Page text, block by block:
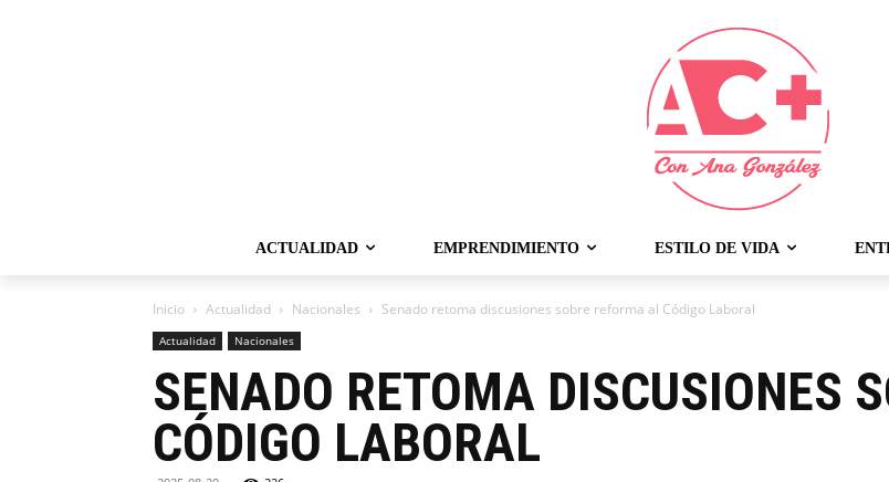
ACTUALIDAD EMPRENDIMIENTO ESTILO DE VIDA
Inicio Actualidad Nacionales Senado retoma discusiones sobre reforma al Código Laboral
Actualidad Nacionales
SENADO RETOMA DISCUSIONES
CÓDIGO LABORAL